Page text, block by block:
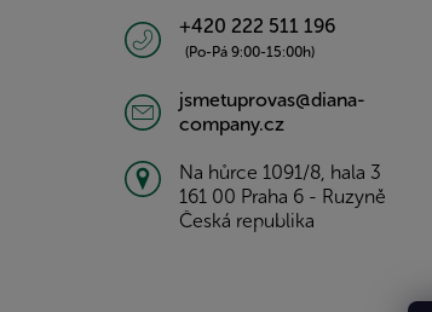
+420 222 511 196
(Po-Pá 9:00-15:00h)
jsmetuprovas@diana-
company.cz
Na hůrce 1091/8, hala 3
161 00 Praha 6 - Ruzyně
Česká republika